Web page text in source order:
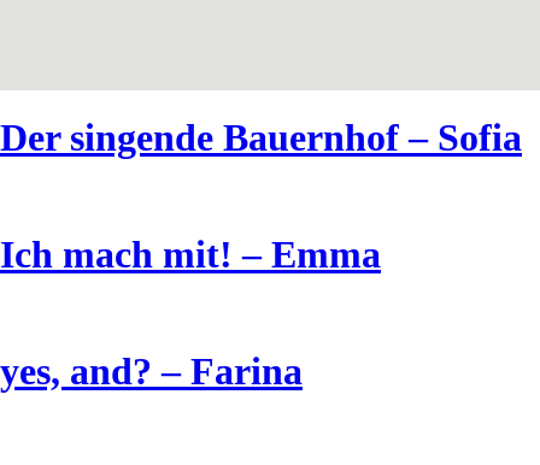
Der singende Bauernhof – Sofia
Ich mach mit! – Emma
yes, and? – Farina